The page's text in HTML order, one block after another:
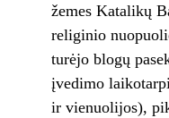
žemes Katalikų
religinio
turėjo blogų
įvedimo
ir vienuolijos),